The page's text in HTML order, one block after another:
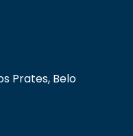
Prates, Belo